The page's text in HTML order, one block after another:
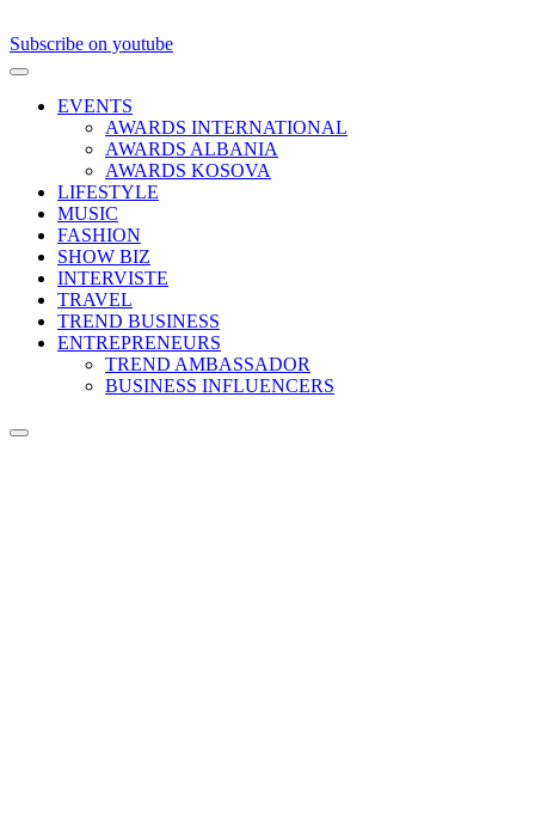
Subscribe on youtube
EVENTS
AWARDS INTERNATIONAL
AWARDS ALBANIA
AWARDS KOSOVA
LIFESTYLE
MUSIC
FASHION
SHOW BIZ
INTERVISTE
TRAVEL
TREND BUSINESS
ENTREPRENEURS
TREND AMBASSADOR
BUSINESS INFLUENCERS